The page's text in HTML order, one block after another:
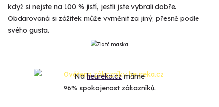
když si nejste na 100 % jistí, jestli jste vybrali dobře.
Obdarovaná si zážitek může vyměnit za jiný, přesně podle
svého gusta.
Naheureka.czmáme
96% spokojenost zákazníků.